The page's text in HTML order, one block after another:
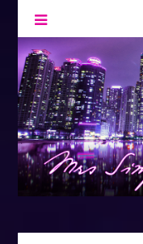
Mrs
Fanfiction &